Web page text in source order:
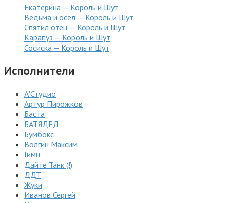
Екатерина — Король и Шут
Ведьма и осёл — Король и Шут
Спятил отец — Король и Шут
Карапуз — Король и Шут
Сосиска — Король и Шут
Исполнители
А'Студио
Артур Пирожков
Баста
БАТЯДЕД
Бумбокс
Волгин Максим
Гимн
Дайте Танк (!)
ДДТ
Жуки
Иванов Сергей